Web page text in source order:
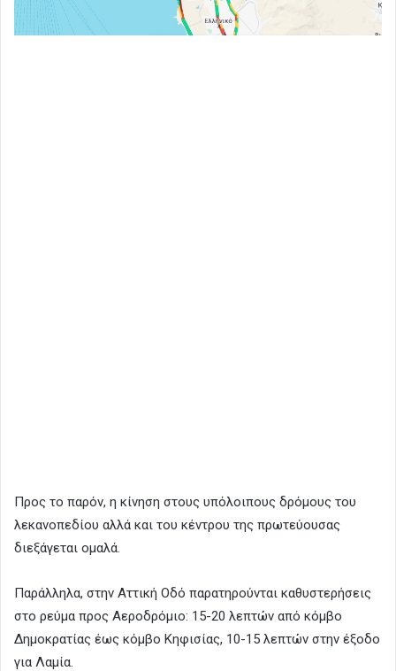
Προς το παρόν, η κίνηση στους υπόλοιπους δρόμους του
λεκανοπεδίου αλλά και του κέντρου της πρωτεύουσας
διεξάγεται ομαλά.
Παράλληλα, στην Αττική Οδό παρατηρούνται καθυστερήσεις
στο ρεύμα προς Αεροδρόμιο: 15-20 λεπτών από κόμβο
Δημοκρατίας έως κόμβο Κηφισίας, 10-15 λεπτών στην έξοδο
για Λαμία.